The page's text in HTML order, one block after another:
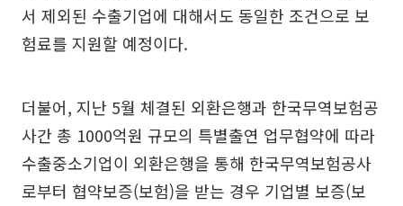
서 제외된 수출기업에 대해서도 동일한 조건으로 보
험료를 지원할 예정이다.
더불어, 지난 5월 체결된 외환은행과 한국무역보험공
사간 총 1000억원 규모의 특별출연 업무협약에 따라
수출중소기업이 외환은행을 통해 한국무역보험공사
로부터 협약보증(보험)을 받는 경우 기업별 보증(보